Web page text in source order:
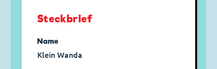
Steckbrief
Name
Klein Wanda